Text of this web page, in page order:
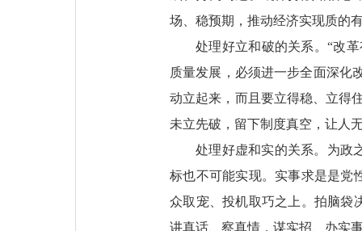
场、稳预期，推动经济实现质的
处理好立和破的关系。“改
质量发展，必须进一步全面深化
动立起来，而且要立得稳、立得
未立先破，留下制度真空，让人
处理好虚和实的关系。为政
标也不可能实现。实事求是是党
众取宠、投机取巧之上。拍脑袋
讲真话、察真情，谋实招、办实